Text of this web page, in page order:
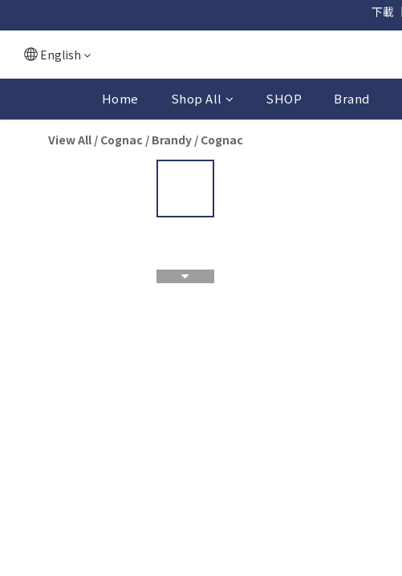
English
Home Shop All SHOP Brand
View All / Cognac / Brandy / Cognac